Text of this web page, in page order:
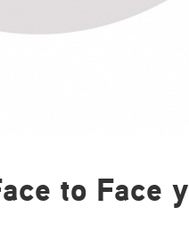
to Face y